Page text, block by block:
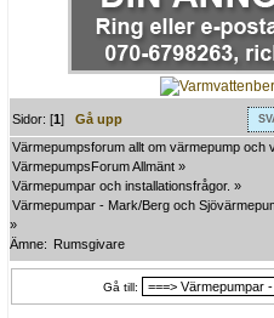
Sidor: [1]Gå upp
Värmepumpsforum allt om värmepump och
VärmepumpsForum Allmänt »
Värmepumpar och installationsfrågor. »
Värmepumpar - Mark/Berg och
»
Ämne:
Rumsgivare
Gå till: